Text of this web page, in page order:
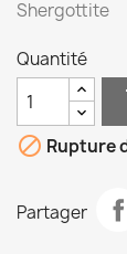
Shergottite
Quantité
 Rupture
Partager